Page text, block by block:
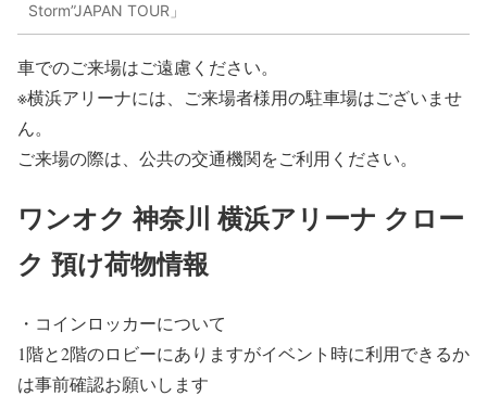
Storm”JAPAN TOUR」
車でのご来場はご遠慮ください。
※横浜アリーナには、ご来場者様用の駐車場はございませ
ん。
ご来場の際は、 公共の交通機関をご利用ください。
ワンオク 神奈川 横浜アリーナ クロー
ク 預け荷物情報
・コインロッカーについて
1階と2階のロビーにありますがイベント時に利用できるか
は事前確認お願いします